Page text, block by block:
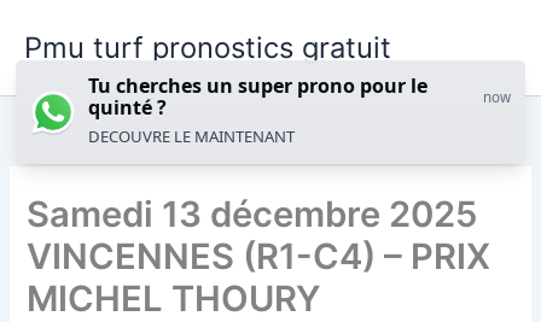
Pmu turf pronostics gratuit
Samedi 13 décembre 2025
VINCENNES (R1-C4) – PRIX
MICHEL THOURY
Tu cherches un super prono pour le
quinté ?
now
DECOUVRE LE MAINTENANT